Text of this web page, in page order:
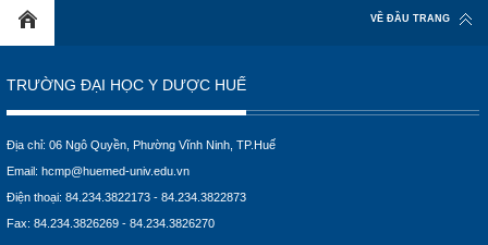
VỀ ĐẦU TRANG
TRƯỜNG ĐẠI HỌC Y DƯỢC HUẾ
Địa chỉ: 06 Ngô Quyền, Phường Vĩnh Ninh, TP.Huế
Email: hcmp@huemed-univ.edu.vn
Điện thoại: 84.234.3822173 - 84.234.3822873
Fax: 84.234.3826269 - 84.234.3826270